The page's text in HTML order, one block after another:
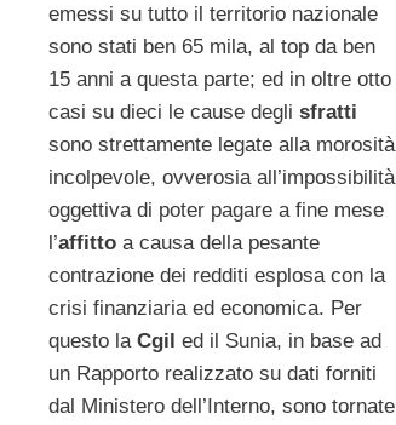
emessi su tutto il territorio nazionale
sono stati ben 65 mila, al top da ben
15 anni a questa parte; ed in oltre otto
casi su dieci le cause degli sfratti
sono strettamente legate alla morosità
incolpevole, ovverosia all’impossibilità
oggettiva di poter pagare a fine mese
l’affitto a causa della pesante
contrazione dei redditi esplosa con la
crisi finanziaria ed economica. Per
questo la Cgil ed il Sunia, in base ad
un Rapporto realizzato su dati forniti
dal Ministero dell’Interno, sono tornate